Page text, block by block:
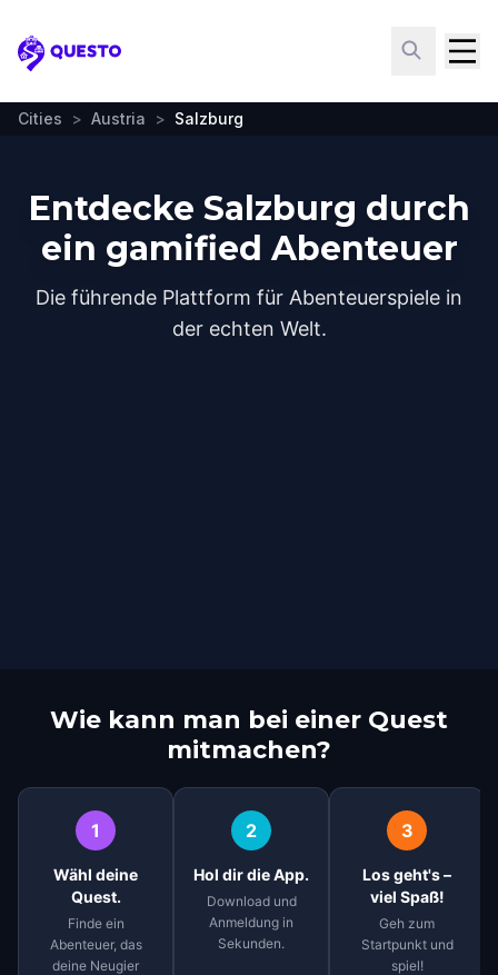
Questo
Cities > Austria > Salzburg
Entdecke Salzburg durch
ein gamified Abenteuer
Die führende Plattform für Abenteuerspiele in
der echten Welt.
Wie kann man bei einer Quest
mitmachen?
1
Wähl deine
Quest.
Finde ein
Abenteuer, das
deine Neugier
2
Hol dir die App.
Download und
Anmeldung in
Sekunden.
3
Los geht's –
viel Spaß!
Geh zum
Startpunkt und
spiel!